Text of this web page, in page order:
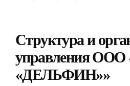
Структура и
управления
«ДЕЛЬФИН»»